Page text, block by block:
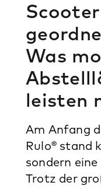
Was
leisten
Am Anfang
Rulo® stand
sondern
Trotz der